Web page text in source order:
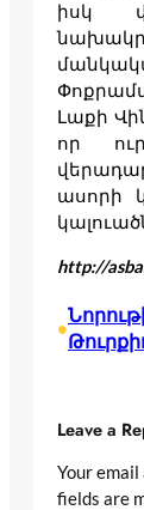
իսկ
Լաքի
որ
ասորի
http://
•
Leave a
Your
fields are